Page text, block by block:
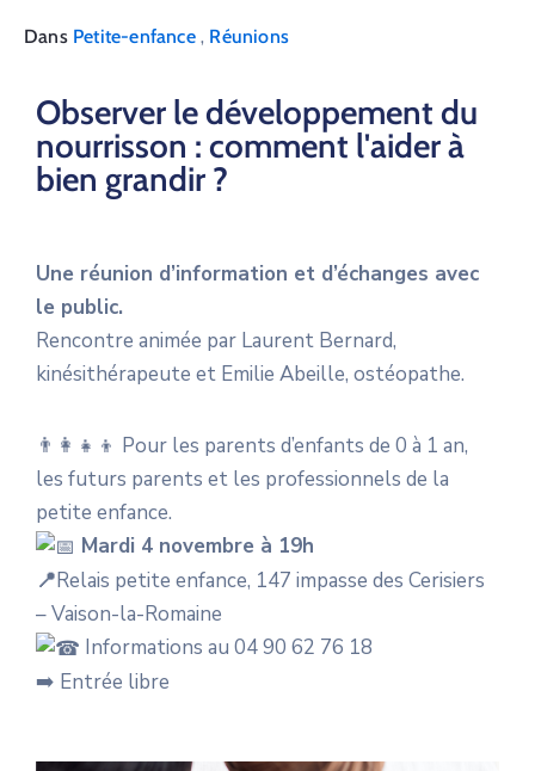
Dans Petite-enfance , Réunions
Observer le développement du
nourrisson : comment l'aider à
bien grandir ?
Une réunion d’information et d’échanges avec
le public.
Rencontre animée par Laurent Bernard,
kinésithérapeute et Emilie Abeille, ostéopathe.
👨‍👩‍👧‍👦 Pour les parents d’enfants de 0 à 1 an,
les futurs parents et les professionnels de la
petite enfance.
Mardi 4 novembre à 19h
📍Relais petite enfance, 147 impasse des Cerisiers
– Vaison-la-Romaine
Informations au 04 90 62 76 18
➡️ Entrée libre